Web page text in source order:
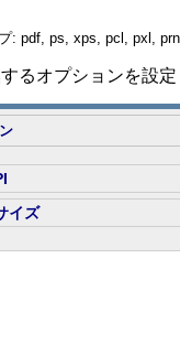
: pdf, ps, xps, pcl, pxl,
るオプションを設定
イズ